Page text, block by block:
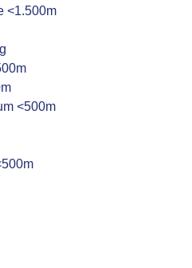
<1.500m
<500m